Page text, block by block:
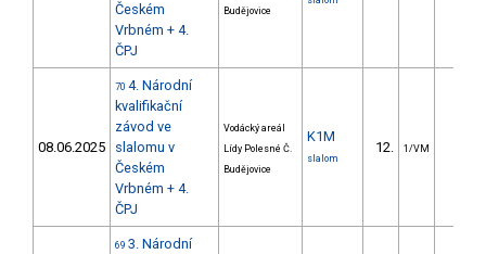
Českém
Vrbném + 4.
ČPJ
Budějovice
08.06.2025
70 4. Národní
kvalifikační
závod ve
slalomu v
Českém
Vrbném + 4.
ČPJ
Vodácký areál
Lídy Polesné Č.
Budějovice
K1M
slalom
12. 1/VM
69 3. Národní